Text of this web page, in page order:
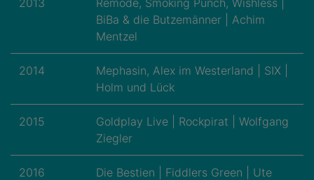
2013
Remode, Smoking Punch, Wishless |
BiBa & die Butzemänner | Achim
Mentzel
2014
Mephasin, Alex im Westerland | SIX |
Holm und Lück
2015
Goldplay Live | Rockpirat | Wolfgang
Ziegler
2016
Die Bestien | Fiddlers Green | Ute